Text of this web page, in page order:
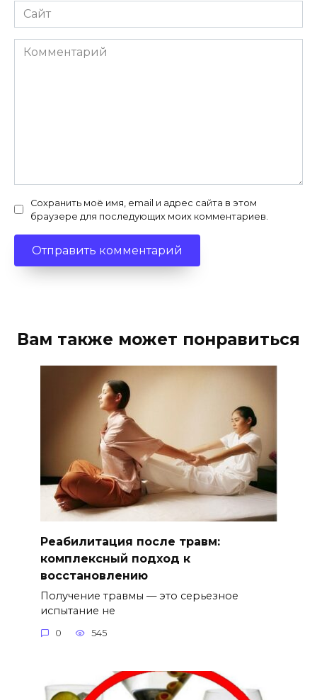
Сайт
Комментарий
Сохранить моё имя, email и адрес сайта в этом
браузере для последующих моих комментариев.
Вам также может понравиться
Реабилитация после травм:
комплексный подход к
восстановлению
Получение травмы — это серьезное
испытание не
0 545